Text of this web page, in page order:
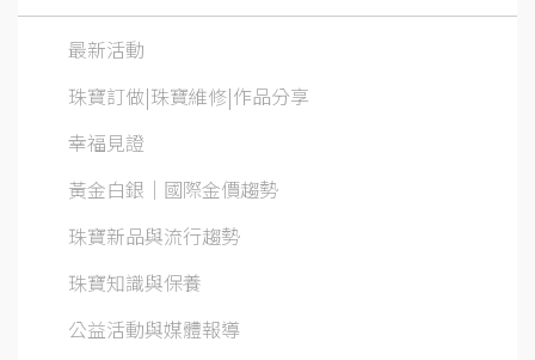
最新活動
珠寶訂做|珠寶維修|作品分享
幸福見證
黃金白銀│國際金價趨勢
珠寶新品與流行趨勢
珠寶知識與保養
公益活動與媒體報導